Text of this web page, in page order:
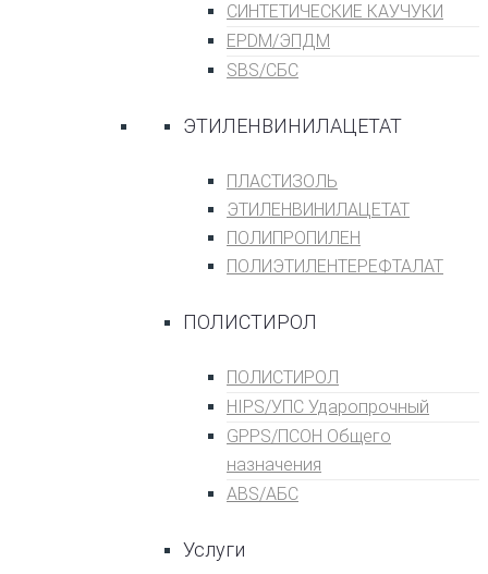
СИНТЕТИЧЕСКИЕ КАУЧУКИ
EPDM/ЭПДМ
SBS/СБС
ЭТИЛЕНВИНИЛАЦЕТАТ
ПЛАСТИЗОЛЬ
ЭТИЛЕНВИНИЛАЦЕТАТ
ПОЛИПРОПИЛЕН
ПОЛИЭТИЛЕНТЕРЕФТАЛАТ
ПОЛИСТИРОЛ
ПОЛИСТИРОЛ
HIPS/УПС Ударопрочный
GPPS/ПСОН Общего
назначения
ABS/АБС
Услуги